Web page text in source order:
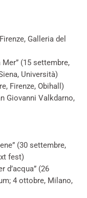
Galleria del
(15 settembre,
Università)
Firenze, Obihall)
Giovanni Valkdarno,
(30 settembre,
fest)
d’acqua” (26
4 ottobre, Milano,